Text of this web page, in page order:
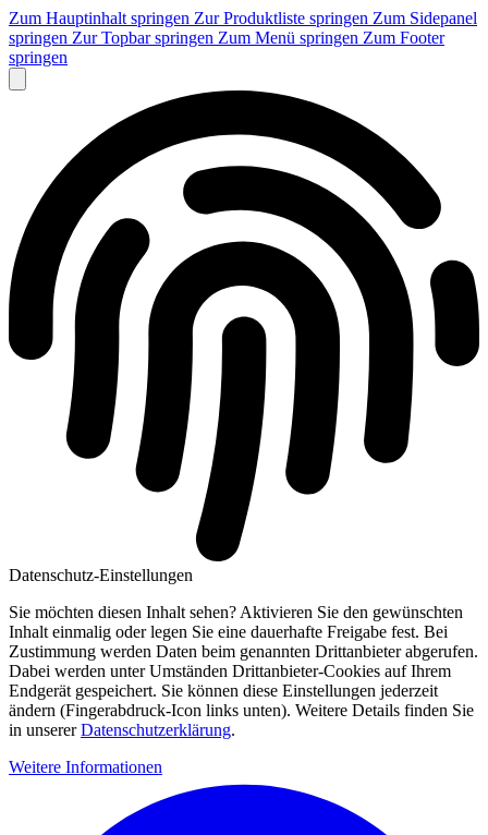
Zum Hauptinhalt springen Zur Produktliste springen Zum Sidepanel
springen Zur Topbar springen Zum Menü springen Zum Footer
springen
Datenschutz-Einstellungen
Sie möchten diesen Inhalt sehen? Aktivieren Sie den gewünschten
Inhalt einmalig oder legen Sie eine dauerhafte Freigabe fest. Bei
Zustimmung werden Daten beim genannten Drittanbieter abgerufen.
Dabei werden unter Umständen Drittanbieter-Cookies auf Ihrem
Endgerät gespeichert. Sie können diese Einstellungen jederzeit
ändern (Fingerabdruck-Icon links unten). Weitere Details finden Sie
in unsererDatenschutzerklärung.
Weitere Informationen